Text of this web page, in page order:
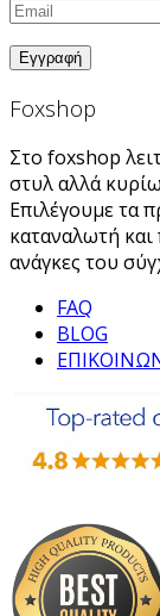
Foxshop
Στο foxshop
στυλ αλλά
Επιλέγουμε τα
καταναλωτή
ανάγκες του
FAQ
BLOG